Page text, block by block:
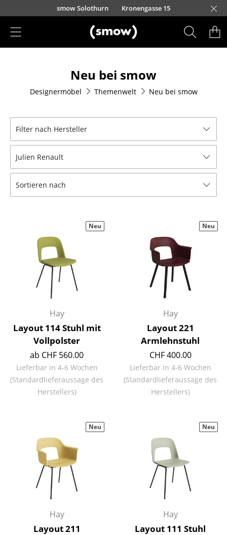
Direkt zum Inhaltsmow Solothurn Kronengasse 15
Esszimmerstühle
Sofas
Sessel
Loungesessel
Stühle
Freischwinger
Hocker
Bänke & Liegen
Sitzsäcke
Gartenstühle
Kinderstühle
Schaukelstühle
Bürodrehstühle
Konferenzstühle
... alle Sitzmöbel
Esstische
Beistelltische
Couchtische
Neu bei smow
Designermöbel Themenwelt Neu bei smow
Filter nach Hersteller
Julien Renault
Sortieren nach
Hay
Layout 114 Stuhl mit
Vollpolster
ab CHF 560.00
Lieferbar in 4-6 Wochen
(Standardlieferaussage des
Herstellers)
Neu
Hay
Layout 221
Armlehnstuhl
CHF 400.00
Lieferbar in 4-6 Wochen
(Standardlieferaussage des
Herstellers)
Neu
Hay
Layout 211
Neu
Hay
Layout 111 Stuhl
Neu